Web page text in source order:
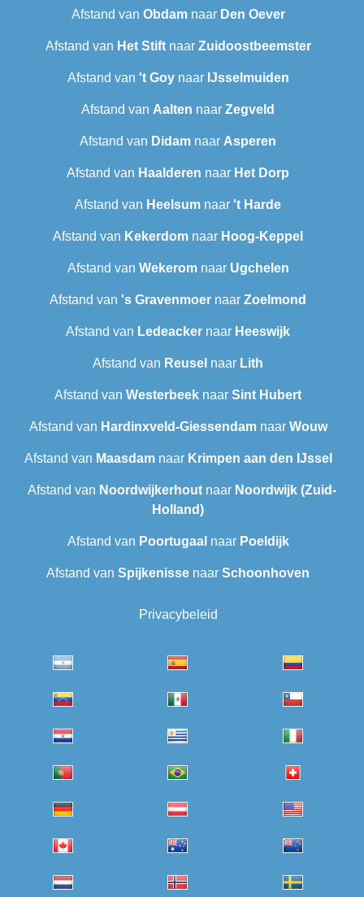
Afstand van Obdamnaar Den Oever
Afstand van Het Stiftnaar Zuidoostbeemster
Afstand van 't Goynaar IJsselmuiden
Afstand van Aalten naar Zegveld
Afstand van Didam naar Asperen
Afstand van Haalderen naar Het Dorp
Afstand van Heelsum naar 't Harde
Afstand van Kekerdom naar Hoog-Keppel
Afstand van Wekeromnaar Ugchelen
Afstand van 's Gravenmoer naar Zoelmond
Afstand van Ledeacker naar Heeswijk
Afstand van Reusel naar Lith
Afstand van Westerbeek naar Sint Hubert
Afstand van Hardinxveld-Giessendamnaar Wouw
Afstand van Maasdamnaar Krimpen aan den IJssel
Afstand van Noordwijkerhout naar Noordwijk (Zuid-
Holland)
Afstand van Poortugaal naar Poeldijk
Afstand van Spijkenisse naar Schoonhoven
Privacybeleid